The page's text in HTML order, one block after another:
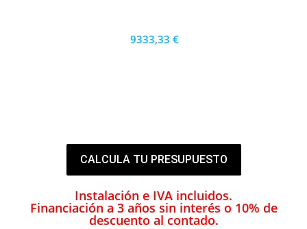
9333,33 €
CALCULA TU PRESUPUESTO
Instalación e IVA incluidos.
Financiación a 3 años sin interés o 10% de
descuento al contado.